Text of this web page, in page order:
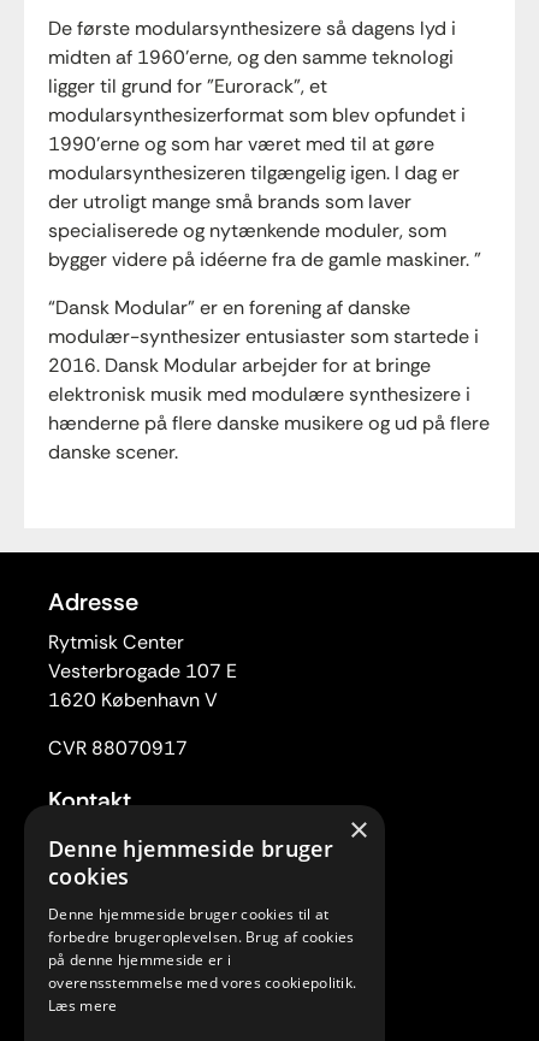
De første modularsynthesizere så dagens lyd i
midten af 1960’erne, og den samme teknologi
ligger til grund for ”Eurorack”, et
modularsynthesizerformat som blev opfundet i
1990’erne og som har været med til at gøre
modularsynthesizeren tilgængelig igen. I dag er
der utroligt mange små brands som laver
specialiserede og nytænkende moduler, som
bygger videre på idéerne fra de gamle maskiner. ”
“Dansk Modular” er en forening af danske
modulær-synthesizer entusiaster som startede i
2016. Dansk Modular arbejder for at bringe
elektronisk musik med modulære synthesizere i
hænderne på flere danske musikere og ud på flere
danske scener.
Adresse
Rytmisk Center
Vesterbrogade 107 E
1620 København V
CVR 88070917
Kontakt
Tlf. 33 22 59 84
Mail:rc@rytmiskcenter.dk
Kontorets åbningstider
Mandag-torsdag kl. 10.00-15.00
Fredag lukket
×
Denne hjemmeside bruger
cookies
Denne hjemmeside bruger cookies til at
forbedre brugeroplevelsen. Brug af cookies
på denne hjemmeside er i
overensstemmelse med vores cookiepolitik.
Læs mere